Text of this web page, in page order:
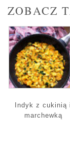
ZOBACZ
Indyk z cukinią i
marchewką